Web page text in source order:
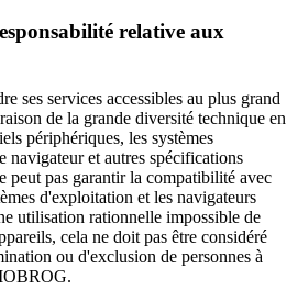
relative aux
ses services accessibles au plus grand
de la grande diversité technique en
périphériques, les systèmes
navigateur et autres spécifications
pas garantir la compatibilité avec
d'exploitation et les navigateurs
utilisation rationnelle impossible de
cela ne doit pas être considéré
ou d'exclusion de personnes à